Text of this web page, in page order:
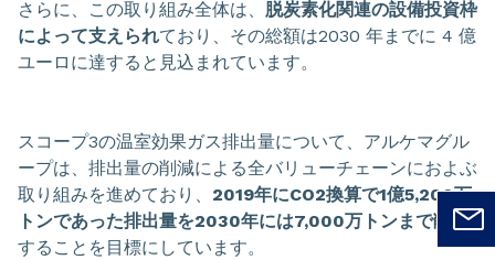
さらに、この取り組み全体は、 脱炭素化関連の設備投資枠
によって支えられており、その総額は2030 年までに 4 億
ユーロに達すると見込まれています。
スコープ3の温室効果ガス排出量について、アルケマグル
ープは、排出量の削減による全バリューチェーンにおよぶ
取り組みを進めており、 2019年にCO2換算で1億5,200万
トンであった排出量を2030年には7,000万トンまで削減
することを目標にしています。